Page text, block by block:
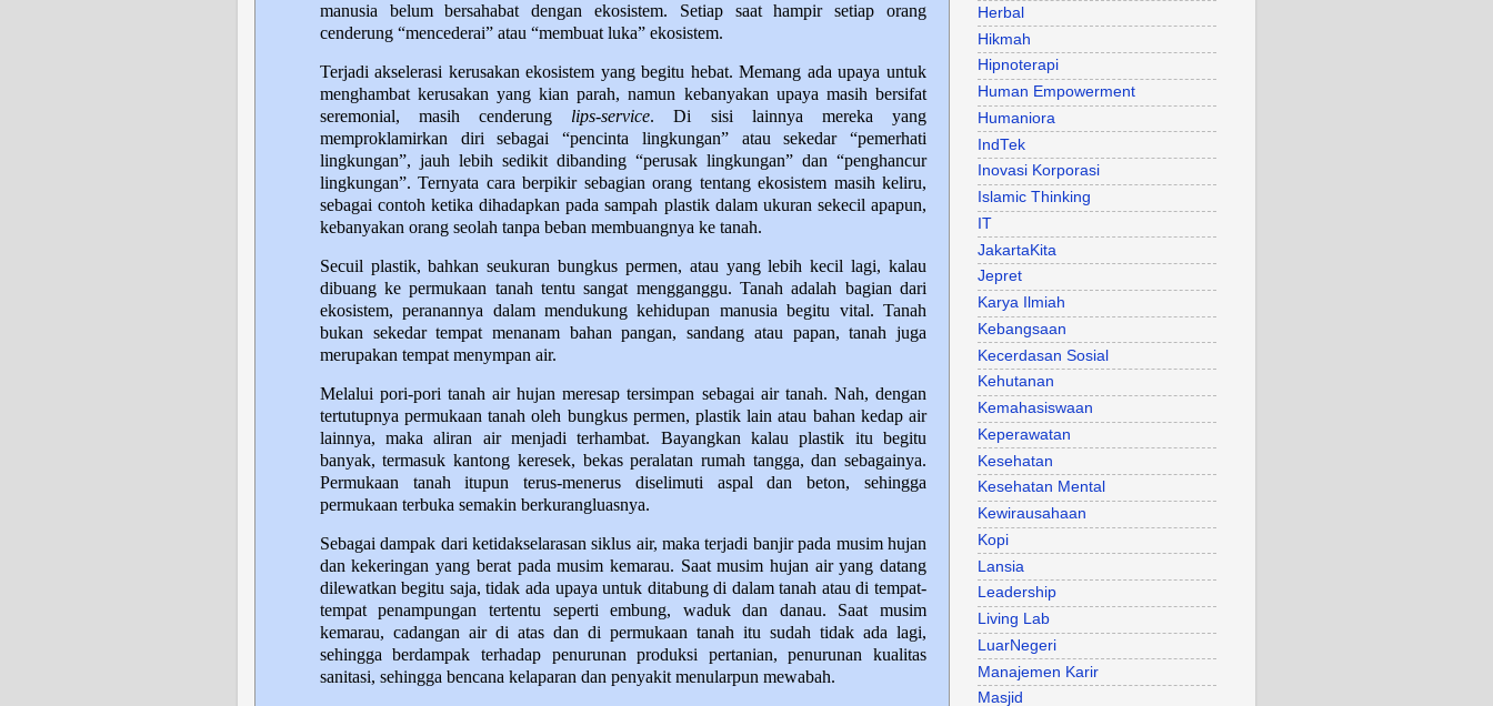
manusia belum bersahabat dengan ekosistem. Setiap saat hampir setiap orang
cenderung “mencederai” atau “membuat luka” ekosistem.
Terjadi akselerasi kerusakan ekosistem yang begitu hebat. Memang ada upaya untuk
menghambat kerusakan yang kian parah, namun kebanyakan upaya masih bersifat
seremonial, masih cenderung lips-service. Di sisi lainnya mereka yang
memproklamirkan diri sebagai “pencinta lingkungan” atau sekedar “pemerhati
lingkungan”, jauh lebih sedikit dibanding “perusak lingkungan” dan “penghancur
lingkungan”. Ternyata cara berpikir sebagian orang tentang ekosistem masih keliru,
sebagai contoh ketika dihadapkan pada sampah plastik dalam ukuran sekecil apapun,
kebanyakan orang seolah tanpa beban membuangnya ke tanah.
Secuil plastik, bahkan seukuran bungkus permen, atau yang lebih kecil lagi, kalau
dibuang ke permukaan tanah tentu sangat mengganggu. Tanah adalah bagian dari
ekosistem, peranannya dalam mendukung kehidupan manusia begitu vital. Tanah
bukan sekedar tempat menanam bahan pangan, sandang atau papan, tanah juga
merupakan tempat menympan air.
Melalui pori-pori tanah air hujan meresap tersimpan sebagai air tanah. Nah, dengan
tertutupnya permukaan tanah oleh bungkus permen, plastik lain atau bahan kedap air
lainnya, maka aliran air menjadi terhambat. Bayangkan kalau plastik itu begitu
banyak, termasuk kantong keresek, bekas peralatan rumah tangga, dan sebagainya.
Permukaan tanah itupun terus-menerus diselimuti aspal dan beton, sehingga
permukaan terbuka semakin berkurangluasnya.
Sebagai dampak dari ketidakselarasan siklus air, maka terjadi banjir pada musim hujan
dan kekeringan yang berat pada musim kemarau. Saat musim hujan air yang datang
dilewatkan begitu saja, tidak ada upaya untuk ditabung di dalam tanah atau di tempat-
tempat penampungan tertentu seperti embung, waduk dan danau. Saat musim
kemarau, cadangan air di atas dan di permukaan tanah itu sudah tidak ada lagi,
sehingga berdampak terhadap penurunan produksi pertanian, penurunan kualitas
sanitasi, sehingga bencana kelaparan dan penyakit menularpun mewabah.
Herbal
Hikmah
Hipnoterapi
Human Empowerment
Humaniora
IndTek
Inovasi Korporasi
Islamic Thinking
IT
JakartaKita
Jepret
Karya Ilmiah
Kebangsaan
Kecerdasan Sosial
Kehutanan
Kemahasiswaan
Keperawatan
Kesehatan
Kesehatan Mental
Kewirausahaan
Kopi
Lansia
Leadership
Living Lab
LuarNegeri
Manajemen Karir
Masjid